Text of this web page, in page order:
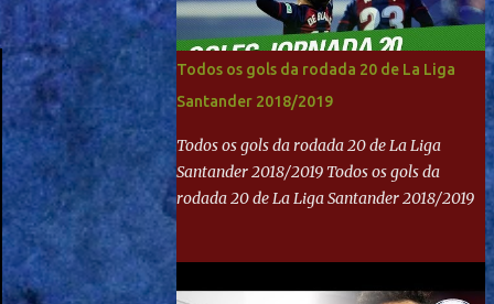
Todos os gols da rodada 20 de La Liga
Santander 2018/2019
Todos os gols da rodada 20 de La Liga
Santander 2018/2019 Todos os gols da
rodada 20 de La Liga Santander 2018/2019